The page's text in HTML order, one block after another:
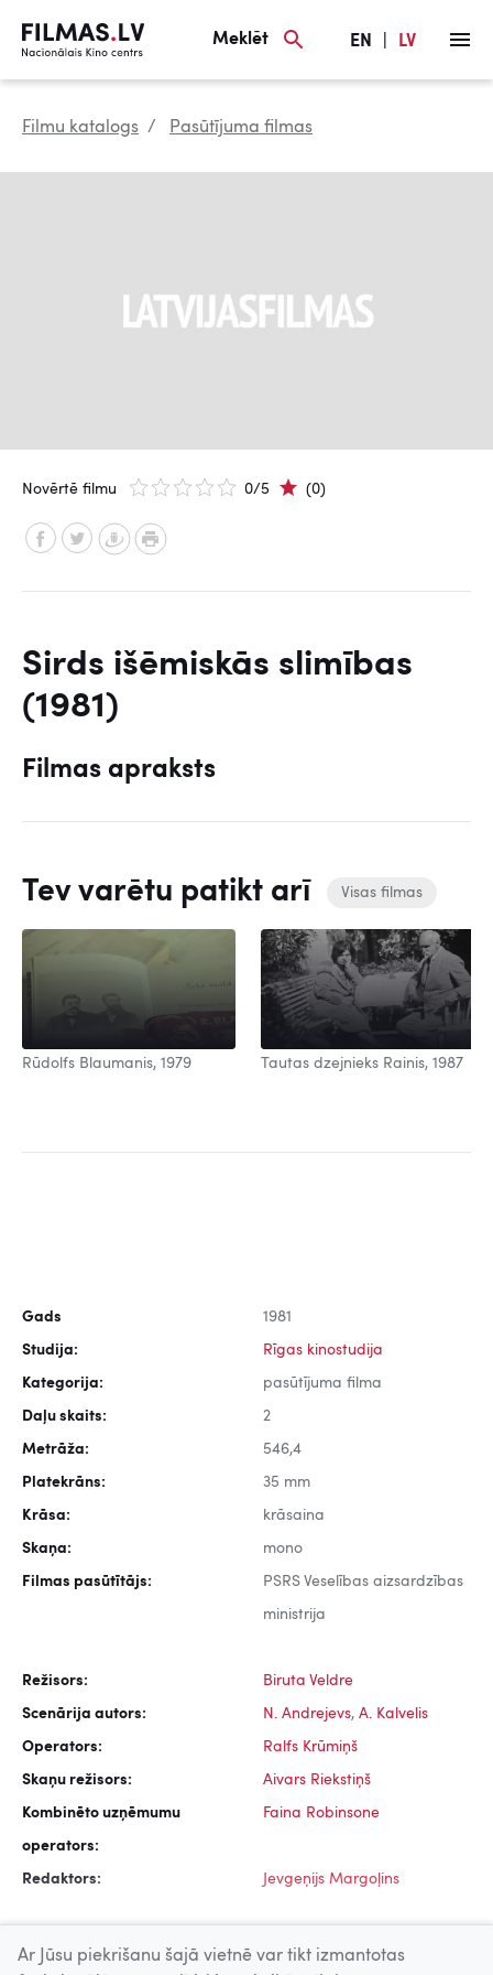
Meklēt EN LV
Filmu katalogs Pasūtījuma filmas
Novērtē filmu 0/5 (0)
Sirds išēmiskās slimības
(1981)
Filmas apraksts
Tev varētu patikt arī Visas filmas
Rūdolfs Blaumanis, 1979 Tautas dzejnieks Rainis, 1987
Gads 1981
Studija: Rīgas kinostudija
Kategorija: pasūtījuma filma
Daļu skaits: 2
Metrāža: 546,4
Platekrāns: 35 mm
Krāsa: krāsaina
Skaņa: mono
Filmas pasūtītājs: PSRS Veselības aizsardzības
ministrija
Režisors: Biruta Veldre
Scenārija autors: N. Andrejevs, A. Kalvelis
Operators: Ralfs Krūmiņš
Skaņu režisors: Aivars Riekstiņš
Kombinēto uzņēmumu
operators:
Faina Robinsone
Redaktors: Jevgeņijs Margoļins
Ar Jūsu piekrišanu šajā vietnē var tikt izmantotas